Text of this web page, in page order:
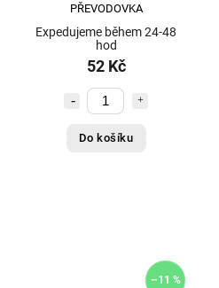
PŘEVODOVKA
Expedujeme během 24-48
hod
52 Kč
Do košíku
–11 %